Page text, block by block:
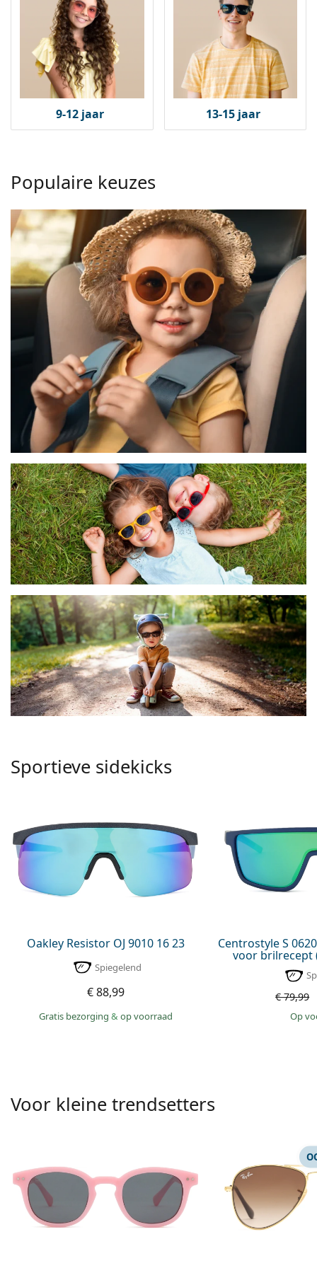
Alle merken
Persol
Prada
Alle merken
Offline
9-12 jaar 13-15 jaar
Populaire keuzes
Sportieve sidekicks
Oakley Resistor OJ 9010 16 23
Spiegelend
€ 88,99
Gratis bezorging & op voorraad
Centrostyle S
voor brilrecept
€ 79,99
op
Voor kleine trendsetters